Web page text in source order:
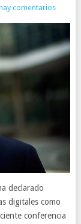
comentarios
declarado
digitales como
conferencia